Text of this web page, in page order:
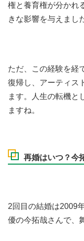
権と養育権が分かれ
きな影響を与えまし
ただ、この経験を経
復帰し、アーティス
ます。人生の転機と
ますね。
再婚はいつ？今
2回目の結婚は2009
優の今拓哉さんで、